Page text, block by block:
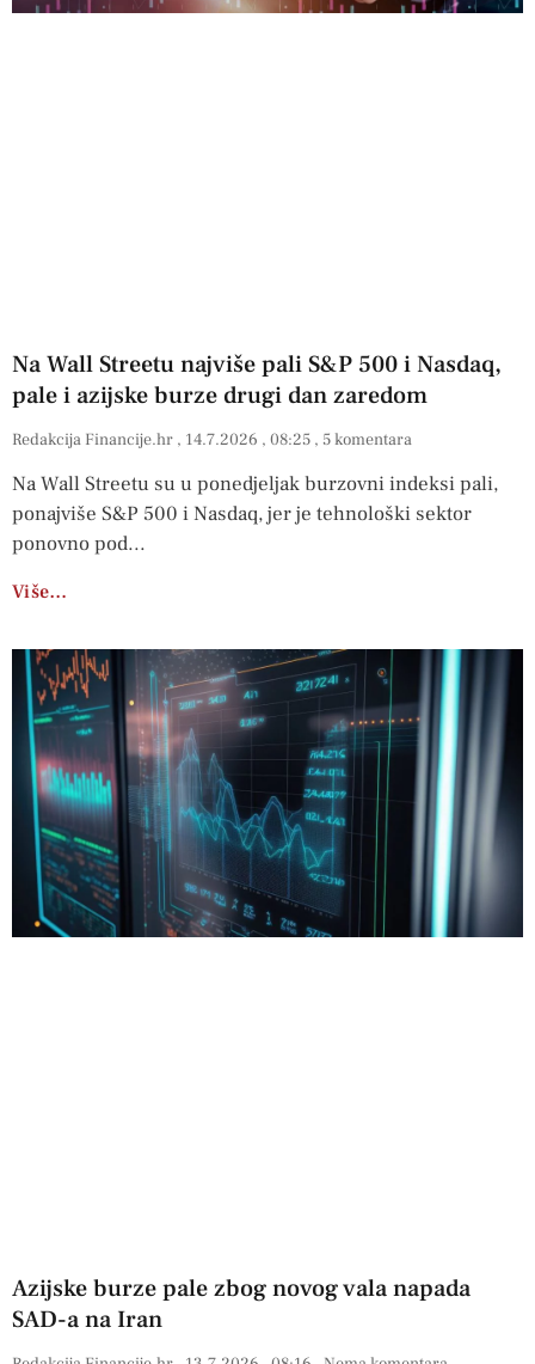
Na Wall Streetu najviše pali S&P 500 i Nasdaq,
pale i azijske burze drugi dan zaredom
Redakcija Financije.hr 14.7.2026 08:25 5 komentara
Na Wall Streetu su u ponedjeljak burzovni indeksi pali,
ponajviše S&P 500 i Nasdaq, jer je tehnološki sektor
ponovno pod
Više…
Azijske burze pale zbog novog vala napada
SAD-a na Iran